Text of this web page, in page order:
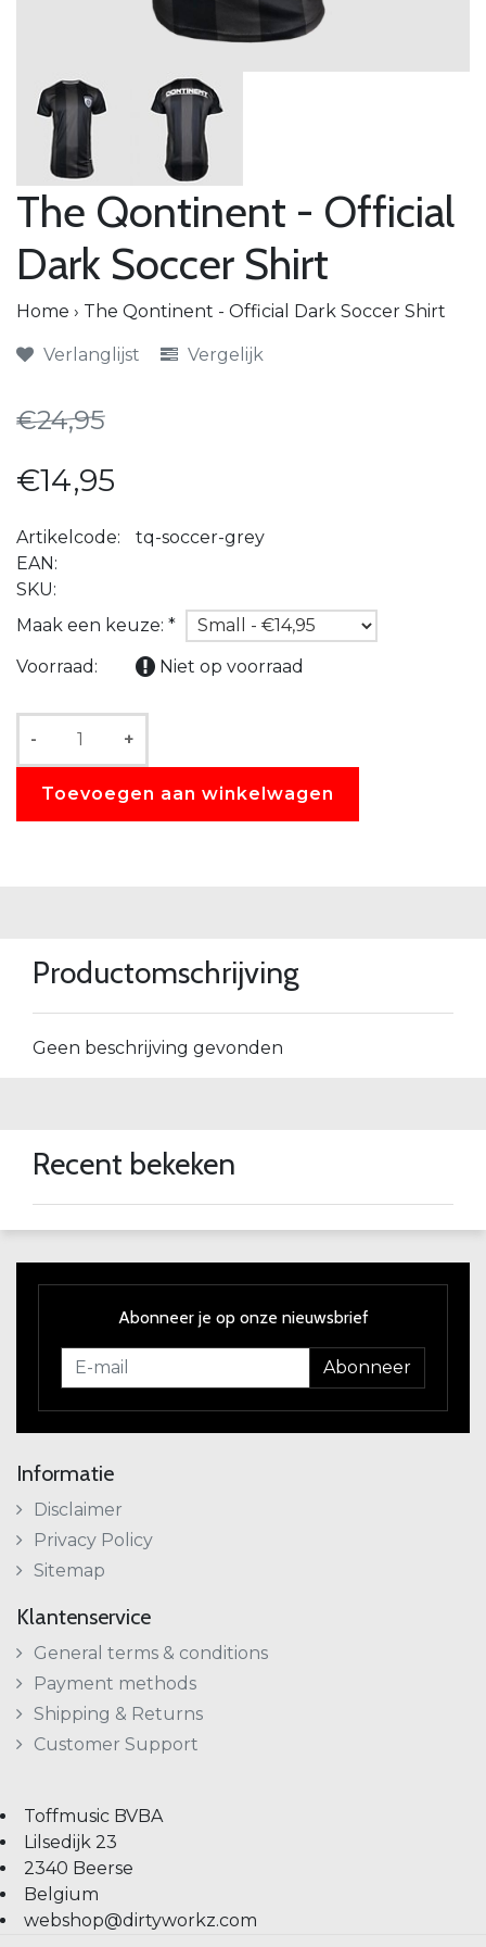
The Qontinent - Official
Dark Soccer Shirt
Home › The Qontinent - Official Dark Soccer Shirt
Verlanglijst Vergelijk
€24,95
€14,95
Artikelcode:
tq-soccer-grey
EAN:
SKU:
Maak een keuze: *
Voorraad:
Niet op voorraad
- +
Toevoegen aan winkelwagen
Productomschrijving
Geen beschrijving gevonden
Recent bekeken
Abonneer je op onze nieuwsbrief
Abonneer
Informatie
Disclaimer
Privacy Policy
Sitemap
Klantenservice
General terms & conditions
Payment methods
Shipping & Returns
Customer Support
Toffmusic BVBA
Lilsedijk 23
2340 Beerse
Belgium
webshop@dirtyworkz.com